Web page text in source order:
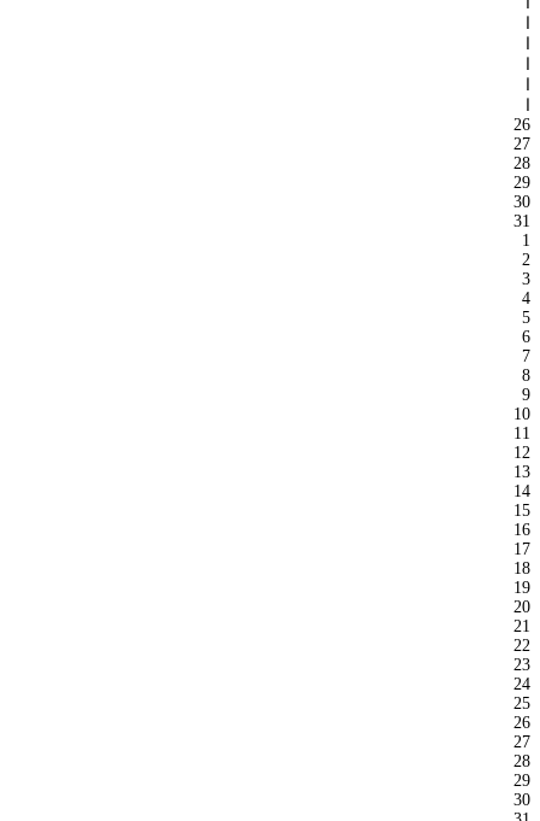
26
27
28
29
30
31
1
2
3
4
5
6
7
8
9
10
11
12
13
14
15
16
17
18
19
20
21
22
23
24
25
26
27
28
29
30